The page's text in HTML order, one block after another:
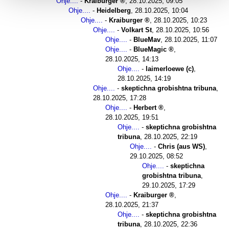
Ohje....
- Heidelberg
28.10.2025, 10:04
Ohje....
- Kraiburger
28.10.2025, 10:23
Ohje....
- Volkart St, 28.10.2025, 10:56
Ohje....
- BlueMav 28.10.2025, 11:07
Ohje....
- BlueMagic
28.10.2025, 14:13
Ohje....
- laimerloewe (c)
28.10.2025, 14:19
Ohje....
- skeptichna grobishtna tribuna
28.10.2025, 17:28
Ohje....
- Herbert
28.10.2025, 19:51
Ohje....
- skeptichna grobishtna
tribuna 28.10.2025, 22:19
Ohje....
- Chris (aus WS)
29.10.2025, 08:52
Ohje....
- skeptichna
grobishtna tribuna
29.10.2025, 17:29
Ohje....
- Kraiburger
28.10.2025, 21:37
Ohje....
- skeptichna grobishtna
tribuna 28.10.2025, 22:36